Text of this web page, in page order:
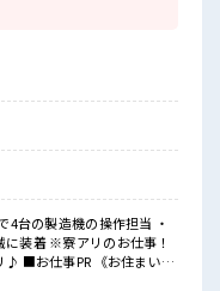
て働き方もできます！
イ抜群★
台の製造機の操作担当 ・
お仕事！
も
ンルーム寮完備！ さらに